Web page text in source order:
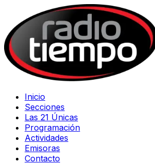
Inicio
Secciones
Las 21 Únicas
Programación
Actividades
Emisoras
Contacto